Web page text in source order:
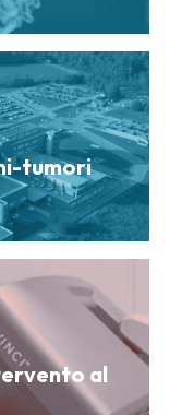
tumori
al